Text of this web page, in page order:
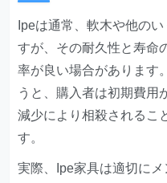
Ipeは通常、軟木や他の
すが、その耐久性と寿命
率が良い場合があります
うと、購入者は初期費用
減少により相殺されるこ
す。
実際、Ipe家具は適切に